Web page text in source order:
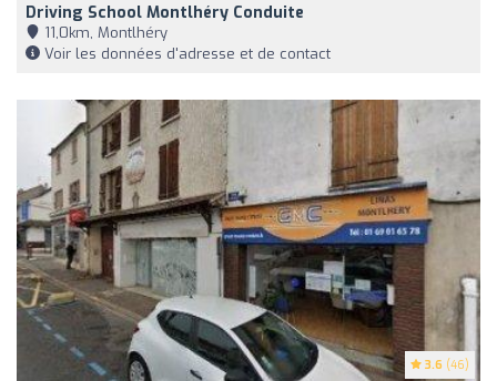
Driving School Montlhéry Conduite
11,0km, Montlhéry
Voir les données d'adresse et de contact
3.6 (46)